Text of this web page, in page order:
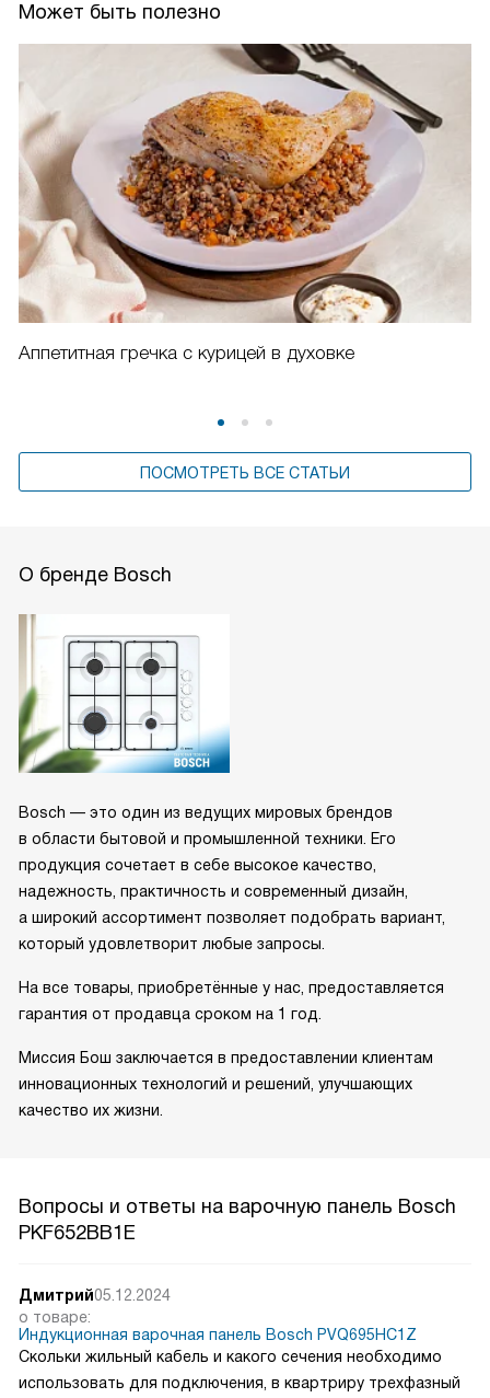
Может быть полезно
Аппетитная гречка с курицей в духовке
ПОСМОТРЕТЬ ВСЕ СТАТЬИ
О бренде Bosch
Bosch — это один из ведущих мировых брендов
в области бытовой и промышленной техники. Его
продукция сочетает в себе высокое качество,
надежность, практичность и современный дизайн,
а широкий ассортимент позволяет подобрать вариант,
который удовлетворит любые запросы.
На все товары, приобретённые у нас, предоставляется
гарантия от продавца сроком на 1 год.
Миссия Бош заключается в предоставлении клиентам
инновационных технологий и решений, улучшающих
качество их жизни.
Вопросы и ответы на варочную панель Bosch
PKF652BB1E
Дмитрий05.12.2024
о товаре:
Индукционная варочная панель Bosch PVQ695HC1Z
Скольки жильный кабель и какого сечения необходимо
использовать для подключения, в квартриру трехфазный